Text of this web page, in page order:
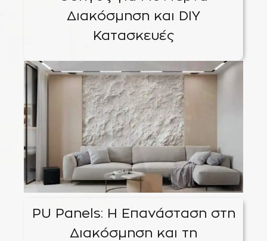
Διακόσμηση και DIY
Κατασκευές
PU Panels: Η Επανάσταση στη
Διακόσμηση και τη